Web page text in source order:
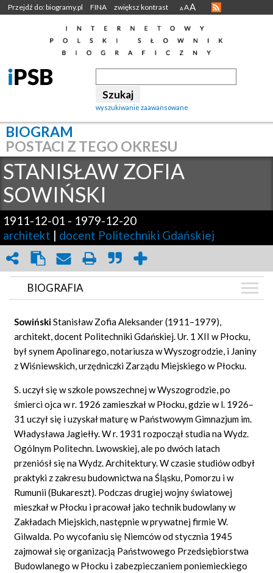
Przejdź do: biogramy.pl FINA zwiększ kontrast A AA
wyszukiwanie zaawansowane
BIOGRAM
POSTACI Z TEGO OKRESU
STANISŁAW ZOFIA
SOWIŃSKI
1911-12-01 - 1979-12-20
architekt | docent Politechniki Gdańskiej
BIOGRAFIA
GRAF POWIĄZAŃ
DYSKUSJA
Mapa
SowińskiStanisław Zofia Aleksander (1911–1979),
architekt, docent Politechniki Gdańskiej. Ur. 1 XII w Płocku,
był synem Apolinarego, notariusza w Wyszogrodzie, i Janiny
z Wiśniewskich, urzędniczki Zarządu Miejskiego w Płocku.
S. uczył się w szkole powszechnej w Wyszogrodzie, po
śmierci ojca w r. 1926 zamieszkał w Płocku, gdzie w l. 1926–
31 uczył się i uzyskał maturę w Państwowym Gimnazjum im.
Władysława Jagiełły. W r. 1931 rozpoczął studia na Wydz.
Ogólnym Politechn. Lwowskiej, ale po dwóch latach
przeniósł się na Wydz. Architektury. W czasie studiów odbył
praktyki z zakresu budownictwa na Śląsku, Pomorzu i w
Rumunii (Bukareszt). Podczas drugiej wojny światowej
mieszkał w Płocku i pracował jako technik budowlany w
Zakładach Miejskich, następnie w prywatnej firmie W.
Gilwalda. Po wycofaniu się Niemców od stycznia 1945
zajmował się organizacją Państwowego Przedsiębiorstwa
Budowlanego w Płocku i zabezpieczaniem poniemieckiego